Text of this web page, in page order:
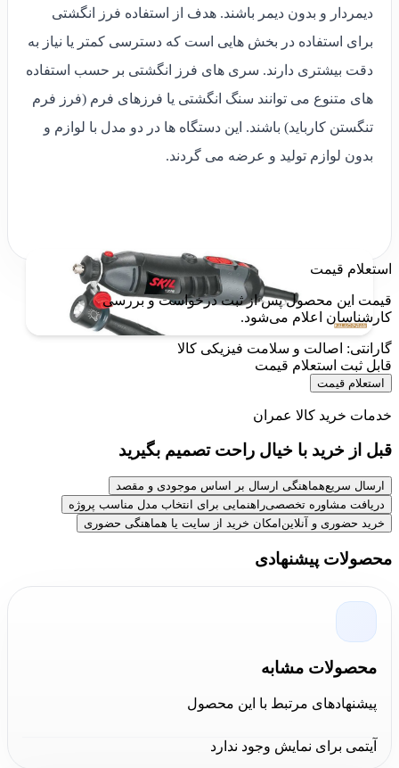
دیمردار و بدون دیمر باشند. هدف از استفاده فرز انگشتی
برای استفاده در بخش هایی است که دسترسی کمتر یا نیاز به
دقت بیشتری دارند. سری های فرز انگشتی بر حسب استفاده
های متنوع می توانند سنگ انگشتی یا فرزهای فرم (فرز فرم
تنگستن کارباید) باشند. این دستگاه ها در دو مدل با لوازم و
بدون لوازم تولید و عرضه می گردند.
استعلام قیمت
قیمت این محصول پس از ثبت درخواست و بررسی
کارشناسان اعلام می‌شود.
گارانتی: اصالت و سلامت فیزیکی کالا
قابل ثبت استعلام قیمت
استعلام قیمت
خدمات خرید کالا عمران
قبل از خرید با خیال راحت تصمیم بگیرید
ارسال سریعهماهنگی ارسال بر اساس موجودی و مقصد
دریافت مشاوره تخصصیراهنمایی برای انتخاب مدل مناسب پروژه
خرید حضوری و آنلاین امکان خرید از سایت یا هماهنگی حضوری
محصولات پیشنهادی
محصولات مشابه
پیشنهادهای مرتبط با این محصول
آیتمی برای نمایش وجود ندارد